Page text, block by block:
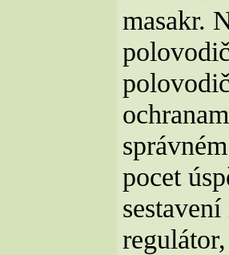
masakr.
pocet